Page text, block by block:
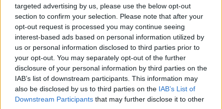
targeted advertising by us, please use the below opt-out
section to confirm your selection. Please note that after your
opt-out request is processed you may continue seeing
interest-based ads based on personal information utilized by
us or personal information disclosed to third parties prior to
your opt-out. You may separately opt-out of the further
disclosure of your personal information by third parties on the
IAB’s list of downstream participants. This information may
also be disclosed by us to third parties on the IAB’s List of
Downstream Participants that may further disclose it to other
Επίσκεψη του Υφυπουργού
Ναυτιλίας & Νησιωτικής Πολιτικής
στην Κάρπαθο